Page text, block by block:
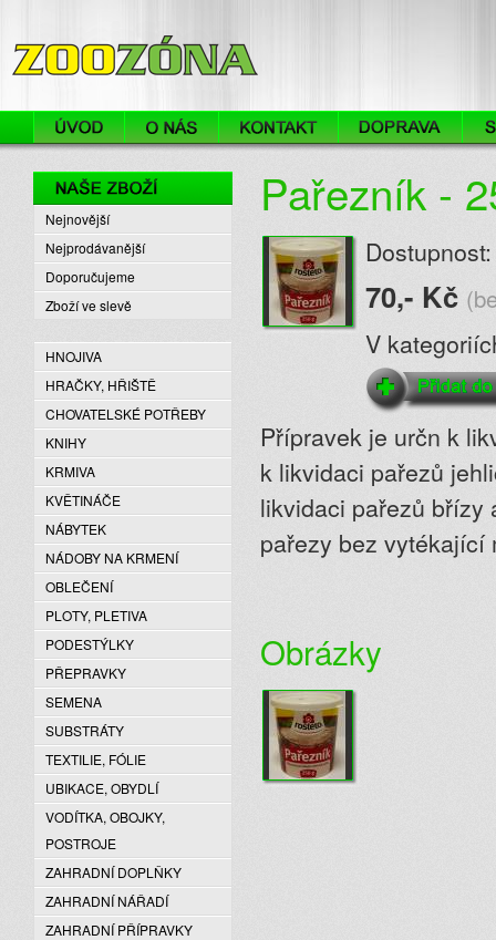
Pařezník -
70,- Kč
V
Přípravek je určn k
k likvidaci pařezů
likvidaci pařezů břízy
pařezy bez vytékající
Obrázky
Naše zboží
Nejnovější
Nejprodávanější
Doporučujeme
Zboží ve slevě
HNOJIVA
HRAČKY, HŘIŠTĚ
CHOVATELSKÉ POTŘEBY
KNIHY
KRMIVA
KVĚTINÁČE
NÁBYTEK
NÁDOBY NA KRMENÍ
OBLEČENÍ
PLOTY, PLETIVA
PODESTÝLKY
PŘEPRAVKY
SEMENA
SUBSTRÁTY
TEXTILIE, FÓLIE
UBIKACE, OBYDLÍ
VODÍTKA, OBOJKY,
POSTROJE
ZAHRADNÍ DOPLŇKY
ZAHRADNÍ NÁŘADÍ
ZAHRADNÍ PŘÍPRAVKY